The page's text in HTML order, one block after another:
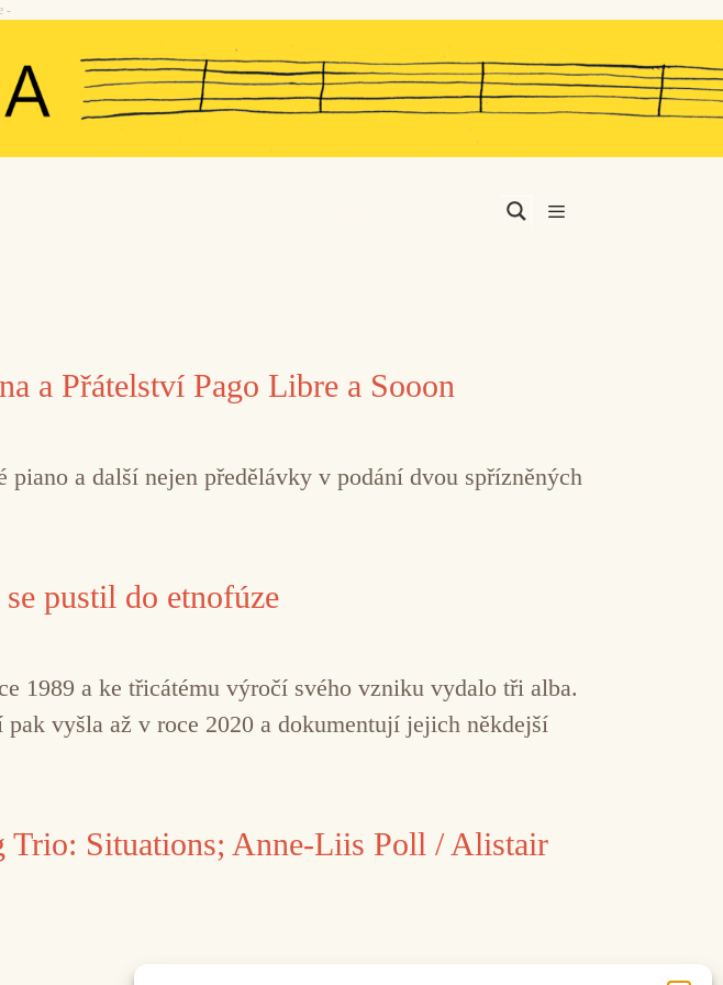
-
a Přátelství Pago Libre a Sooon
a další nejen předělávky v podání dvou spřízněných
pustil do etnofúze
1989 a ke třicátému výročí svého vzniku vydalo tři alba.
vyšla až v roce 2020 a dokumentují jejich někdejší
Situations; Anne-Liis Poll / Alistair